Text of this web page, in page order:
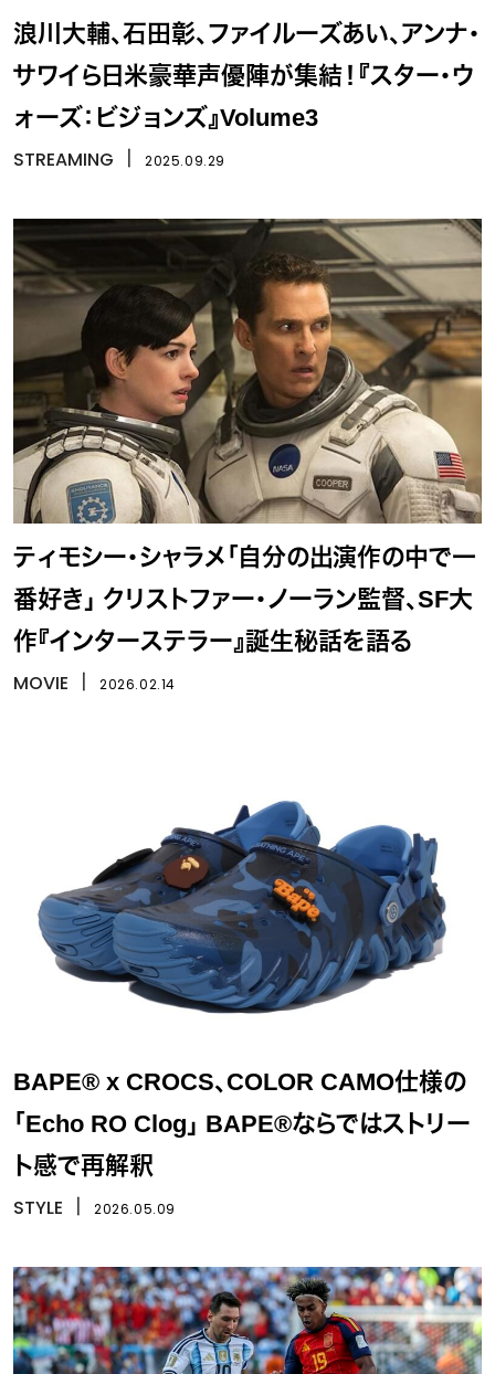
浪川大輔、石田彰、ファイルーズあい、アンナ・
サワイら日米豪華声優陣が集結！『スター・ウ
ォーズ：ビジョンズ』Volume3
STREAMING 2025.09.29
ティモシー・シャラメ「自分の出演作の中で一
番好き」 クリストファー・ノーラン監督、SF大
作『インターステラー』誕生秘話を語る
MOVIE 2026.02.14
BAPE® x CROCS、COLOR CAMO仕様の
「Echo RO Clog」 BAPE®ならではストリー
ト感で再解釈
STYLE 2026.05.09